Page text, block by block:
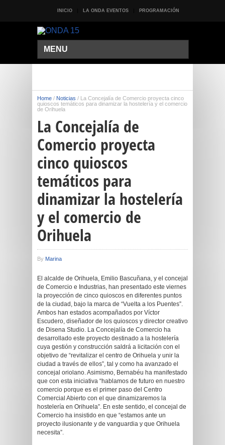
INICIO LA ONDA EVENTOS PROGRAMACIÓN
MENU
Home / Noticias / La Concejalía de Comercio proyecta cinco
quioscos temáticos para dinamizar la hostelería y el comercio
de Orihuela
La Concejalía de
Comercio proyecta
cinco quioscos
temáticos para
dinamizar la hostelería
y el comercio de
Orihuela
By Marina
El alcalde de Orihuela, Emilio Bascuñana, y el concejal
de Comercio e Industrias, han presentado este viernes
la proyección de cinco quioscos en diferentes puntos
de la ciudad, bajo la marca de “Vuelta a los Puentes”.
Ambos han estados acompañados por Víctor
Escudero, diseñador de los quioscos y director creativo
de Disena Studio. La Concejalía de Comercio ha
desarrollado este proyecto destinado a la hostelería
cuya gestión y construcción saldrá a licitación con el
objetivo de “revitalizar el centro de Orihuela y unir la
ciudad a través de ellos”, tal y como ha avanzado el
concejal oriolano. Asimismo, Bernabéu ha manifestado
que con esta iniciativa “hablamos de futuro en nuestro
comercio porque es el primer paso del Centro
Comercial Abierto con el que dinamizaremos la
hostelería en Orihuela”. En este sentido, el concejal de
Comercio ha insistido en que “estamos ante un
proyecto ilusionante y de vanguardia y que Orihuela
necesita”.